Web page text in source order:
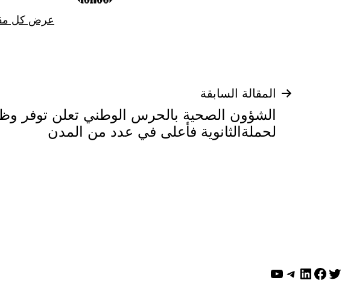
عرض كل
تصفّح
المقالات
المقالة السابقة
الشؤون الصحية بالحرس الوطني تعلن توفر
لحملةالثانوية فأعلى في عدد من المدن
تويترفيسبوك
لينكد إن تيليجرام
يوتيوب